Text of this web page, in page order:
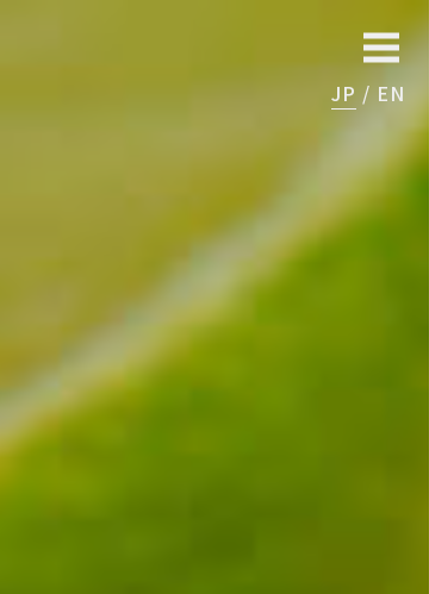
JP EN